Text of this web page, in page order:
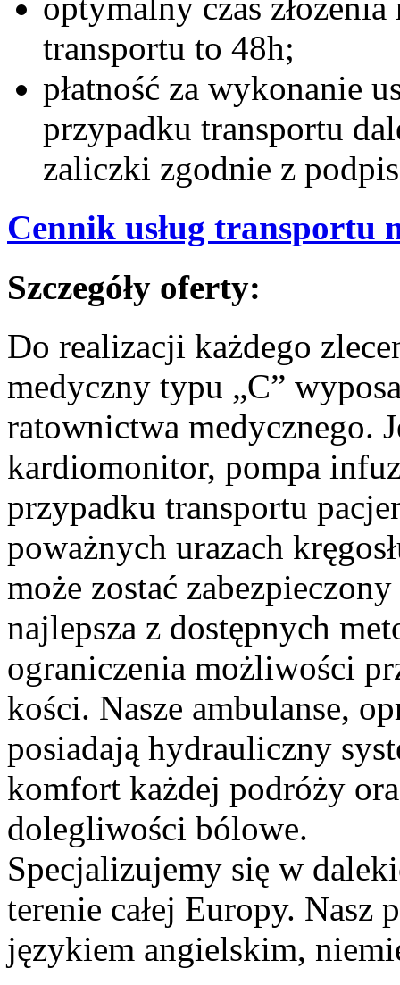
optymalny czas
transportu to 48h;
płatność za wykonanie
przypadku transportu
zaliczki zgodnie z
Cennik usług transportu
Szczegóły oferty:
Do realizacji każdego
medyczny typu „C”
ratownictwa medycznego.
kardiomonitor, pompa
przypadku transportu
poważnych urazach
może zostać
najlepsza z dostępnych
ograniczenia możliwości
kości. Nasze ambulanse,
posiadają hydrauliczny
komfort każdej podróży
dolegliwości bólowe.
Specjalizujemy się w
terenie całej Europy. Nasz
językiem angielskim,